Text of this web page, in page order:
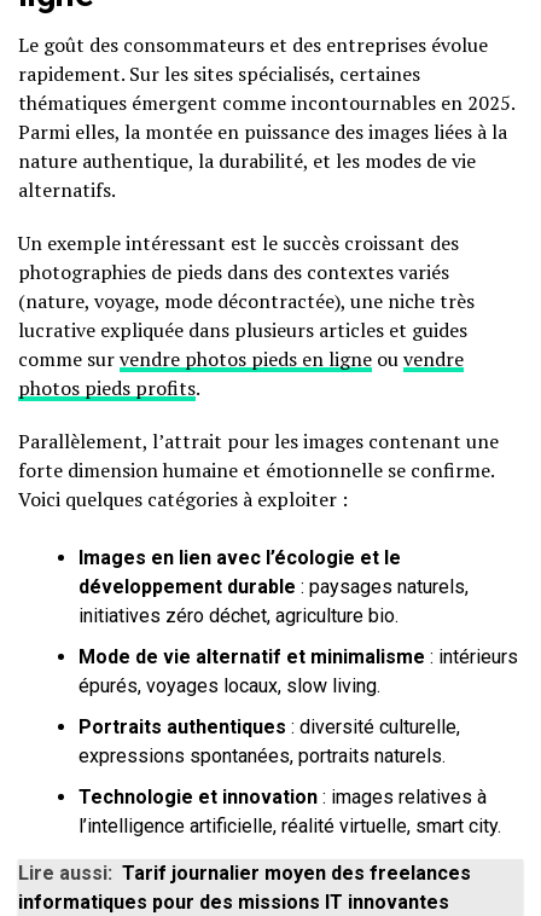
Le goût des consommateurs et des entreprises évolue
rapidement. Sur les sites spécialisés, certaines
thématiques émergent comme incontournables en 2025.
Parmi elles, la montée en puissance des images liées à la
nature authentique, la durabilité, et les modes de vie
alternatifs.
Un exemple intéressant est le succès croissant des
photographies de pieds dans des contextes variés
(nature, voyage, mode décontractée), une niche très
lucrative expliquée dans plusieurs articles et guides
comme survendre photos pieds en ligne ouvendre
photos pieds profits.
Parallèlement, l’attrait pour les images contenant une
forte dimension humaine et émotionnelle se confirme.
Voici quelques catégories à exploiter :
Images en lien avec l’écologie et le
développement durable : paysages naturels,
initiatives zéro déchet, agriculture bio.
Mode de vie alternatif et minimalisme : intérieurs
épurés, voyages locaux, slow living.
Portraits authentiques : diversité culturelle,
expressions spontanées, portraits naturels.
Technologie et innovation : images relatives à
l’intelligence artificielle, réalité virtuelle, smart city.
Lire aussi: Tarif journalier moyen des freelances
informatiques pour des missions IT innovantes